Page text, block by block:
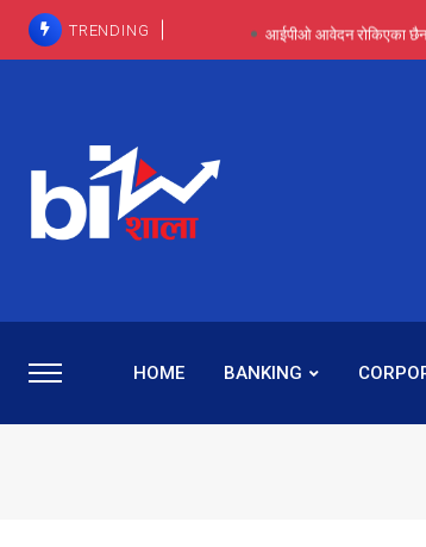
TRENDING आईपीओ आवेदन रोकिएका
पाँच वर्षसम्म
प्रभू बैंकका सञ्चालक बस्नेतमाथि राष्ट्र
५-६ वर्षदेखि बढुवा नहुँदा
HOME BANKING